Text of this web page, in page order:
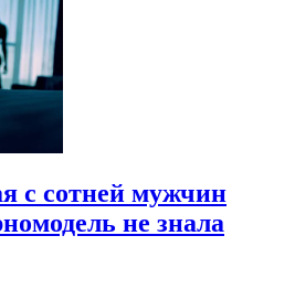
с сотней мужчин
не знала